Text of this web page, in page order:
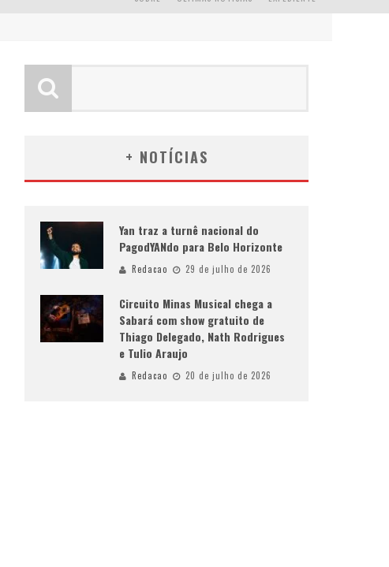
+ NOTÍCIAS
Yan traz a turnê nacional do
PagodYANdo para Belo Horizonte
Redacao 29 de julho de 2026
Circuito Minas Musical chega a
Sabará com show gratuito de
Thiago Delegado, Nath Rodrigues
e Tulio Araujo
Redacao 20 de julho de 2026